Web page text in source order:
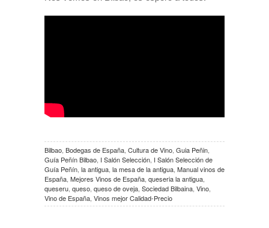
Bilbao Bodegas de España Cultura de Vino Guia Peñin
Guía Peñín Bilbao I Salón Selección I Salón Selección de
Guía Peñín la antigua la mesa de la antigua Manual vinos de
España Mejores Vinos de España queseria la antigua
queseru queso queso de oveja Sociedad Bilbaina Vino
Vino de España Vinos mejor Calidad-Precio